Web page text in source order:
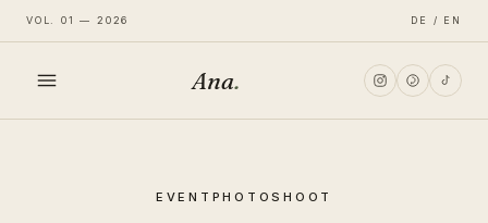
VOL. 01 — 2026 DE / EN
Ana.
EVENT PHOTOSHOOT